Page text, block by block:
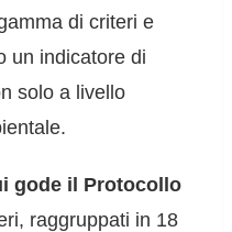
di criteri e
un indicatore di
solo a livello
gode il Protocollo
raggruppati in 18